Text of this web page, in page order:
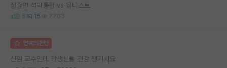
정출연 석박통합 vs 유니스트
5 15 7703
명예의전당
신임 교수인데 학생분들 건강 챙기세요